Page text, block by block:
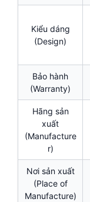
Kiểu dáng
(Design)
Bảo hành
(Warranty)
Hãng sản
xuất
(Manufacture
r)
Nơi sản xuất
(Place of
Manufacture)